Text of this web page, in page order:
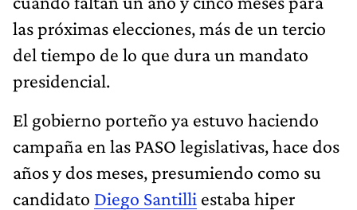
las próximas elecciones, más de un tercio
del tiempo de lo que dura un mandato
presidencial.
El gobierno porteño ya estuvo haciendo
campaña en las PASO legislativas, hace dos
años y dos meses, presumiendo como su
candidato Diego Santilli estaba hiper